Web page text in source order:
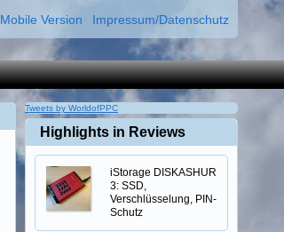
Mobile Version Impressum/Datenschutz
Tweets by WorldofPPC
Highlights in Reviews
iStorage DISKASHUR
3: SSD,
Verschlüsselung, PIN-
Schutz